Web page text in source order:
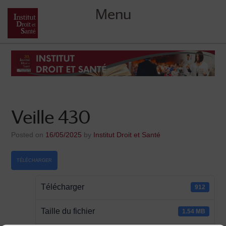
Menu
content
Veille 430
Posted on 16/05/2025 by Institut Droit et Santé
TÉLÉCHARGER
Télécharger 912
Taille du fichier 1.54 MB